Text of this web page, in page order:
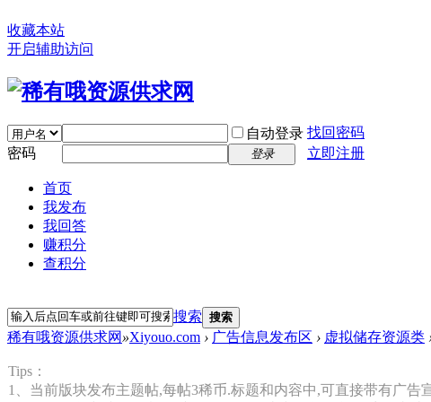
收藏本站
开启辅助访问
自动登录 找回密码
密码
登录 立即注册
首页
我发布
我回答
赚积分
查积分
搜索 搜索
稀有哦资源供求网 »Xiyouo.com › 广告信息发布区 › 虚拟储存资源类
Tips：
1、当前版块发布主题帖,每帖3稀币.标题和内容中,可直接带有广告